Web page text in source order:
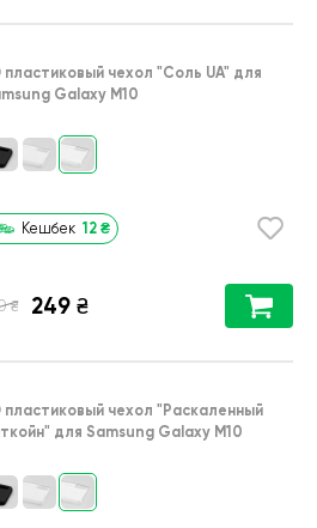
пластиковый чехол "Соль UA" для
Galaxy M10
Кешбек 12 ₴
₴ 249 ₴
пластиковый чехол "Раскаленный
для Samsung Galaxy M10